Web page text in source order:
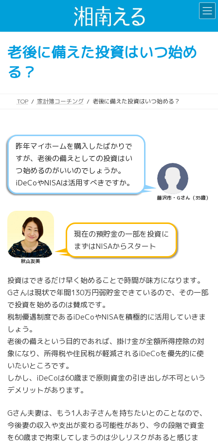
老後に備えた投資はいつ始め
る？
TOP 家計簿コーチング 老後に備えた投資はいつ始める？
昨年マイホームを購入したばかりで
すが、老後の備えとしての投資はい
つ始めるのがいいのでしょうか。
iDeCoやNISAは活用すべきですか。
藤沢市・Gさん（35歳）
秋山友美
現在の預貯金の一部を投資に
まずはNISAからスタート
投資はできるだけ早く始めることで時間が味方になります。
Gさんは現状で年間130万円弱貯金できているので、その一部
で投資を始めるのは賛成です。
税制優遇制度であるiDeCoやNISAを積極的に活用していきま
しょう。
老後の備えという目的であれば、掛け金が全額所得控除の対
象になり、所得税や住民税が軽減されるiDeCoを優先的に使
いたいところです。
しかし、iDeCoは60歳まで原則資金の引き出しが不可という
デメリットがあります。
Gさん夫妻は、もう1人お子さんを持ちたいとのことなので、
今後妻の収入や支出が変わる可能性があり、今の段階で資金
を60歳まで拘束してしまうのは少しリスクがあると感じま